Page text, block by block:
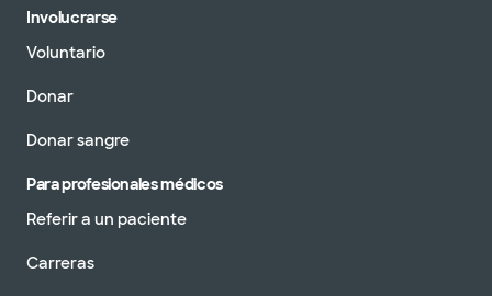
Involucrarse
Voluntario
Donar
Donar sangre
Para profesionales médicos
Referir a un paciente
Carreras